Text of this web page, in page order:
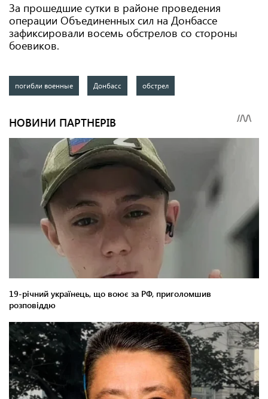
За прошедшие сутки в районе проведения
операции Объединенных сил на Донбассе
зафиксировали восемь обстрелов со стороны
боевиков.
погибли военные Донбасс обстрел